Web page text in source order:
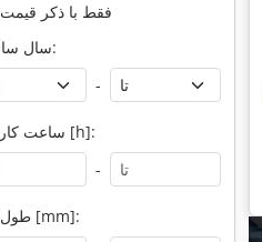
فقط با ذکر قیمت
سال ساخت:
-
ساعت کارکرد [h]:
-
طول کل [mm]: